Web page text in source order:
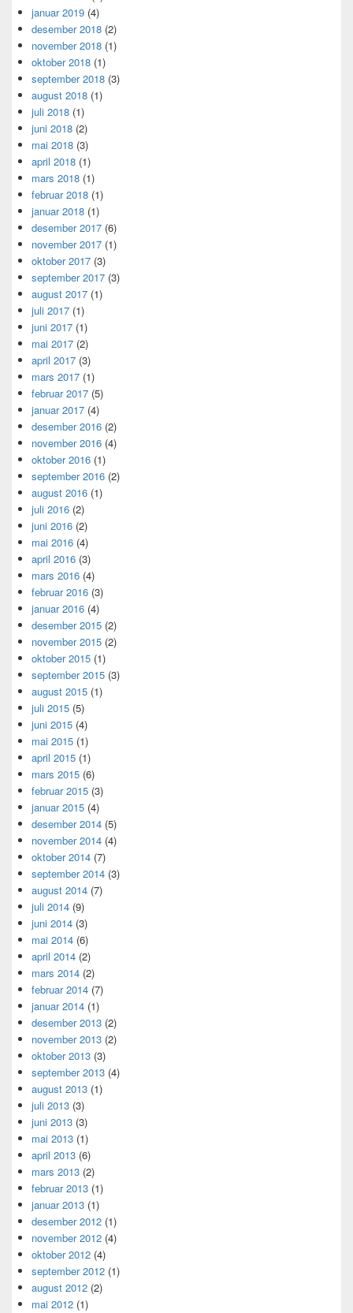
januar 2019 (4)
desember 2018 (2)
november 2018 (1)
oktober 2018 (1)
september 2018 (3)
august 2018 (1)
juli 2018 (1)
juni 2018 (2)
mai 2018 (3)
april 2018 (1)
mars 2018 (1)
februar 2018 (1)
januar 2018 (1)
desember 2017 (6)
november 2017 (1)
oktober 2017 (3)
september 2017 (3)
august 2017 (1)
juli 2017 (1)
juni 2017 (1)
mai 2017 (2)
april 2017 (3)
mars 2017 (1)
februar 2017 (5)
januar 2017 (4)
desember 2016 (2)
november 2016 (4)
oktober 2016 (1)
september 2016 (2)
august 2016 (1)
juli 2016 (2)
juni 2016 (2)
mai 2016 (4)
april 2016 (3)
mars 2016 (4)
februar 2016 (3)
januar 2016 (4)
desember 2015 (2)
november 2015 (2)
oktober 2015 (1)
september 2015 (3)
august 2015 (1)
juli 2015 (5)
juni 2015 (4)
mai 2015 (1)
april 2015 (1)
mars 2015 (6)
februar 2015 (3)
januar 2015 (4)
desember 2014 (5)
november 2014 (4)
oktober 2014 (7)
september 2014 (3)
august 2014 (7)
juli 2014 (9)
juni 2014 (3)
mai 2014 (6)
april 2014 (2)
mars 2014 (2)
februar 2014 (7)
januar 2014 (1)
desember 2013 (2)
november 2013 (2)
oktober 2013 (3)
september 2013 (4)
august 2013 (1)
juli 2013 (3)
juni 2013 (3)
mai 2013 (1)
april 2013 (6)
mars 2013 (2)
februar 2013 (1)
januar 2013 (1)
desember 2012 (1)
november 2012 (4)
oktober 2012 (4)
september 2012 (1)
august 2012 (2)
mai 2012 (1)